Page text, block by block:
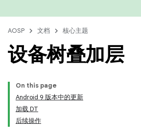
AOSP 文档 核心主题
设备树叠加层
On this page
Android 9 版本中的更新
加载 DT
后续操作